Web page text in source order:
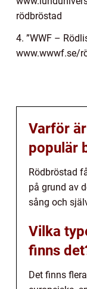
rödbröstad
4. ”WWF –
www.wwwf.se/
Varför
populär
Rödbröstad
på grund av
sång och
Vilka
finns
Det finns